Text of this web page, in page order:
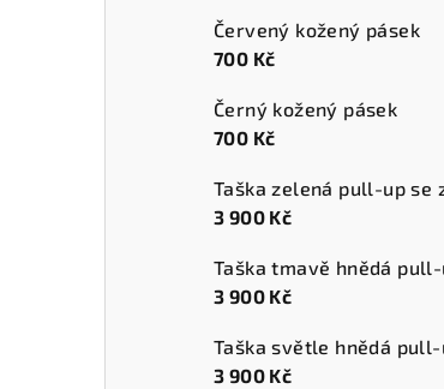
Červený kožený pásek
700 Kč
Černý kožený pásek
700 Kč
3 900 Kč
3 900 Kč
3 900 Kč